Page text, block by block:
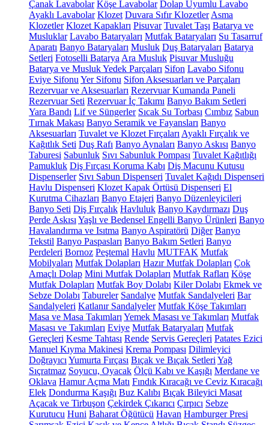
Çanak Lavabolar Köşe Lavabolar Dolap Uyumlu Lavabo
Ayaklı Lavabolar Klozet Duvara Sıfır Klozetler Asma
Klozetler Klozet Kapakları Pisuvar Tuvalet Taşı Batarya ve
Musluklar Lavabo Bataryaları Mutfak Bataryaları Su Tasarruf
Aparatı Banyo Bataryaları Musluk Duş Bataryaları Batarya
Setleri Fotoselli Batarya Ara Musluk Pisuvar Musluğu
Batarya ve Musluk Yedek Parçaları Sifon Lavabo Sifonu
Eviye Sifonu Yer Sifonu Sifon Aksesuarları ve Parçaları
Rezervuar ve Aksesuarları Rezervuar Kumanda Paneli
Rezervuar Seti Rezervuar İç Takımı Banyo Bakım Setleri
Yara Bandı Lif ve Süngerler Sıcak Su Torbası Cımbız Sabun
Tırnak Makası Banyo Seramik ve Fayansları Banyo
Aksesuarları Tuvalet ve Klozet Fırçaları Ayaklı Fırçalık ve
Kağıtlık Seti Duş Rafı Banyo Aynaları Banyo Askısı Banyo
Taburesi Sabunluk Sıvı Sabunluk Pompası Tuvalet Kağıtlığı
Pamukluk Diş Fırçası Koruma Kabı Diş Macunu Kutusu
Dispenserler Sıvı Sabun Dispenseri Tuvalet Kağıdı Dispenseri
Havlu Dispenseri Klozet Kapak Örtüsü Dispenseri El
Kurutma Cihazları Banyo Etajeri Banyo Düzenleyicileri
Banyo Seti Diş Fırçalık Havluluk Banyo Kaydırmazı Duş
Perde Askısı Yaşlı ve Bedensel Engelli Banyo Ürünleri Banyo
Havalandırma ve Isıtma Banyo Aspiratörü Diğer Banyo
Tekstil Banyo Paspasları Banyo Bakım Setleri Banyo
Perdeleri Bornoz Peştemal Havlu MUTFAK Mutfak
Mobilyaları Mutfak Dolapları Hazır Mutfak Dolapları Çok
Amaçlı Dolap Mini Mutfak Dolapları Mutfak Rafları Köşe
Mutfak Dolapları Mutfak Boy Dolabı Kiler Dolabı Ekmek ve
Sebze Dolabı Tabureler Sandalye Mutfak Sandalyeleri Bar
Sandalyeleri Katlanır Sandalyeler Mutfak Köşe Takımları
Masa ve Masa Takımları Yemek Masası ve Takımları Mutfak
Masası ve Takımları Eviye Mutfak Bataryaları Mutfak
Gereçleri Kesme Tahtası Rende Servis Gereçleri Patates Ezici
Manuel Kıyma Makinesi Krema Pompası Dilimleyici
Doğrayıcı Yumurta Fırçası Bıçak ve Bıçak Setleri Yağ
Sıçratmaz Soyucu, Oyacak Ölçü Kabı ve Kaşığı Merdane ve
Oklava Hamur Açma Matı Fındık Kıracağı ve Ceviz Kıracağı
Elek Dondurma Kaşığı Buz Kalıbı Bıçak Bileyici Masat
Açacak ve Tirbuşon Çekirdek Çıkarıcı Çırpıcı Sebze
Kurutucu Huni Baharat Öğütücü Havan Hamburger Presi